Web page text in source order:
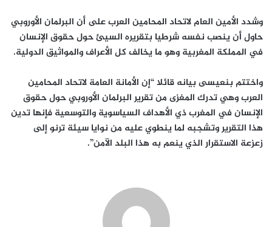
‏وشدد الأمين العام لاتحاد المحامين العرب على أن البرلمان الأوروبي
حاول أن ينصب نفسه شرطيا بتقريره السيئ حول حقوق الإنسان
في المملكة المغربية وهو ما يخالف كل الأعراف والمواثيق الدولية.
‏واختتم بنعيسى بيانه قائلا “إن الأمانة العامة لاتحاد المحامين
العرب وهي تدرك المغزى‏ من تقرير البرلمان الأوروبي حول حقوق
الإنسان في المغرب ذي الأهداف السياسوية والتوسعية فإنها تدين
هذا التقرير وتشجبه لما ينطوي عليه من نوايا سيئة ترنو إلى
زعزعة الاستقرار الذي ينعم به هذا البلد الآمن”.